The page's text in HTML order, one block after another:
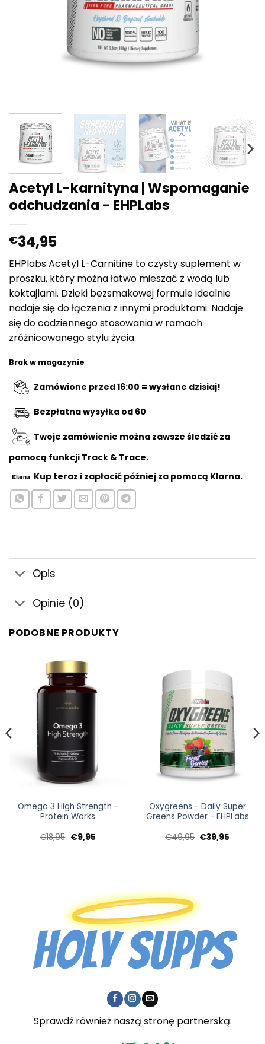
Acetyl L-karnityna | Wspomaganie
odchudzania - EHPLabs
€34,95
EHPlabs Acetyl L-Carnitine to czysty suplement w
proszku, który można łatwo mieszać z wodą lub
koktajlami. Dzięki bezsmakowej formule idealnie
nadaje się do łączenia z innymi produktami. Nadaje
się do codziennego stosowania w ramach
zróżnicowanego stylu życia.
Brak w magazynie
Zamówione przed 16:00 = wysłane dzisiaj!
Bezpłatna wysyłka od 60
Twoje zamówienie można zawsze śledzić za
pomocą funkcji Track & Trace.
Kup teraz i zapłacić później za pomocą Klarna.
Opis
Opinie (0)
PODOBNE PRODUKTY
Omega 3 High Strength -
Protein Works
€18,95 Pierwotna
cena
€9,95Aktualna
Oxygreens - Daily Super
Greens Powder - EHPLabs
€49,95 Pierwotna
cena
€39,95
Sprawdź również naszą stronę partnerską: